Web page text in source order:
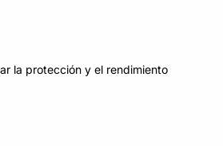
la protección y el rendimiento